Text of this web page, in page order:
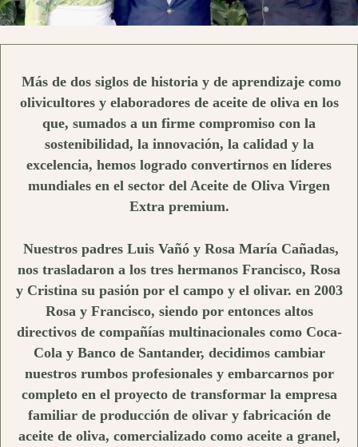
Más de dos siglos de historia y de aprendizaje como
olivicultores y elaboradores de aceite de oliva en los
que, sumados a un firme compromiso con la
sostenibilidad, la innovación, la calidad y la
excelencia, hemos logrado convertirnos en líderes
mundiales en el sector del Aceite de Oliva Virgen
Extra premium.
Nuestros padres Luis Vañó y Rosa María Cañadas,
nos trasladaron a los tres hermanos Francisco, Rosa
y Cristina su pasión por el campo y el olivar. en 2003
Rosa y Francisco, siendo por entonces altos
directivos de compañías multinacionales como Coca-
Cola y Banco de Santander, decidimos cambiar
nuestros rumbos profesionales y embarcarnos por
completo en el proyecto de transformar la empresa
familiar de producción de olivar y fabricación de
aceite de oliva, comercializado como aceite a granel,